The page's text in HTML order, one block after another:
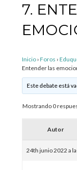
7.
Inicio › Foros ›
Entender las
Este debate está
Mostrando 0
Autor
24th junio 2022 a